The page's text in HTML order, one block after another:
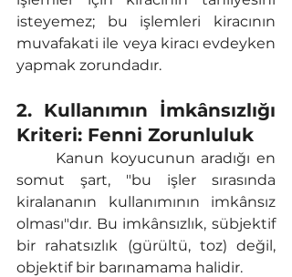
isteyemez; bu işlemleri kiracının
muvafakati ile veya kiracı evdeyken
yapmak zorundadır.
2. Kullanımın İmkânsızlığı
Kriteri: Fenni Zorunluluk
somut şart, "bu işler sırasında
kiralananın kullanımının imkânsız
olması"dır. Bu imkânsızlık, sübjektif
bir rahatsızlık (gürültü, toz) değil,
objektif bir barınamama halidir.